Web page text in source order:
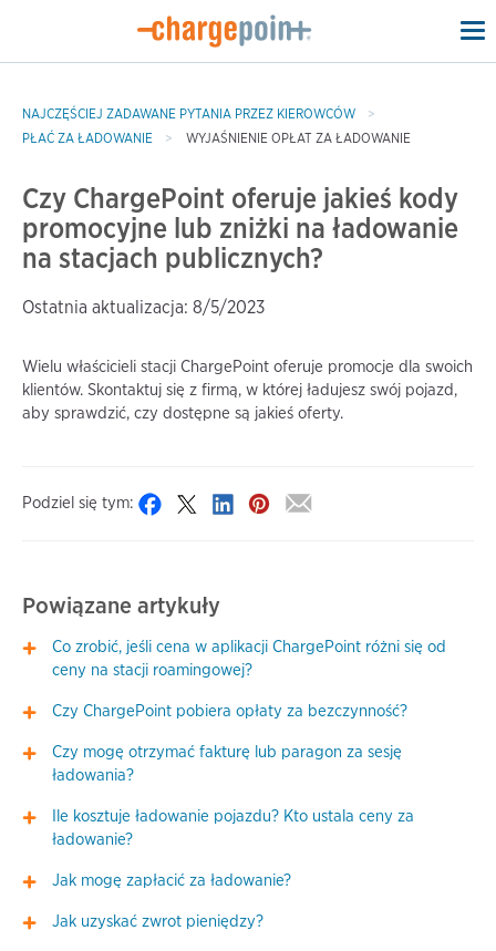
NAJCZĘŚCIEJ ZADAWANE PYTANIA PRZEZ KIEROWCÓW
PŁAĆ ZA ŁADOWANIE
WYJAŚNIENIE OPŁAT ZA ŁADOWANIE
Czy ChargePoint oferuje jakieś kody
promocyjne lub zniżki na ładowanie
na stacjach publicznych?
Ostatnia aktualizacja: 8/5/2023
Wielu właścicieli stacji ChargePoint oferuje promocje dla swoich
klientów. Skontaktuj się z firmą, w której ładujesz swój pojazd,
aby sprawdzić, czy dostępne są jakieś oferty.
Podziel się tym:
Powiązane artykuły
Co zrobić, jeśli cena w aplikacji ChargePoint różni się od
ceny na stacji roamingowej?
Czy ChargePoint pobiera opłaty za bezczynność?
Czy mogę otrzymać fakturę lub paragon za sesję
ładowania?
Ile kosztuje ładowanie pojazdu? Kto ustala ceny za
ładowanie?
Jak mogę zapłacić za ładowanie?
Jak uzyskać zwrot pieniędzy?